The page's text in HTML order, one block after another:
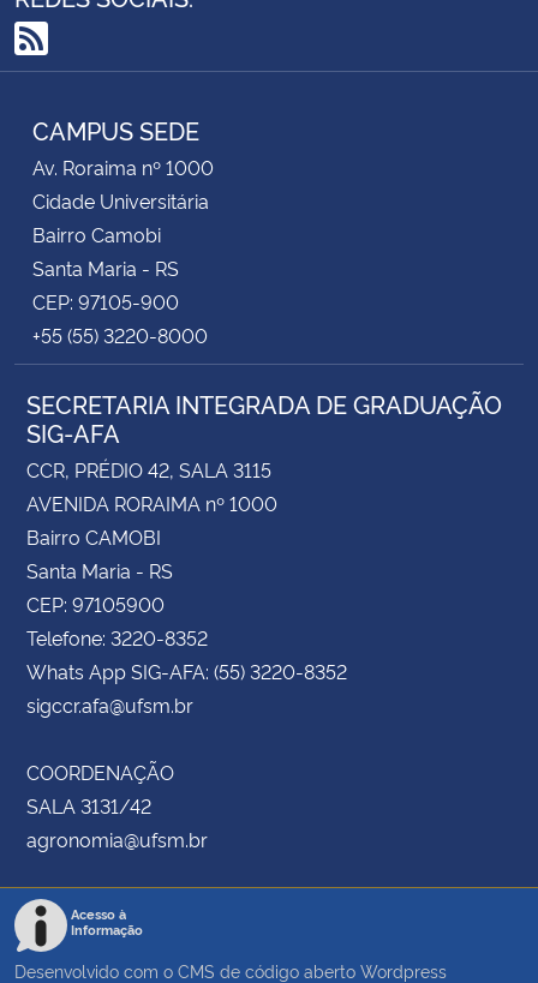
RSS
CAMPUS SEDE
Av. Roraima nº 1000
Cidade Universitária
Bairro Camobi
Santa Maria - RS
CEP: 97105-900
+55 (55) 3220-8000
SECRETARIA INTEGRADA DE GRADUAÇÃO
SIG-AFA
CCR, PRÉDIO 42, SALA 3115
AVENIDA RORAIMA nº 1000
Bairro CAMOBI
Santa Maria - RS
CEP: 97105900
Telefone: 3220-8352
Whats App SIG-AFA: (55) 3220-8352
sigccr.afa@ufsm.br
COORDENAÇÃO
SALA 3131/42
agronomia@ufsm.br
Acesso à
Informação
Desenvolvido com o CMS de código aberto Wordpress